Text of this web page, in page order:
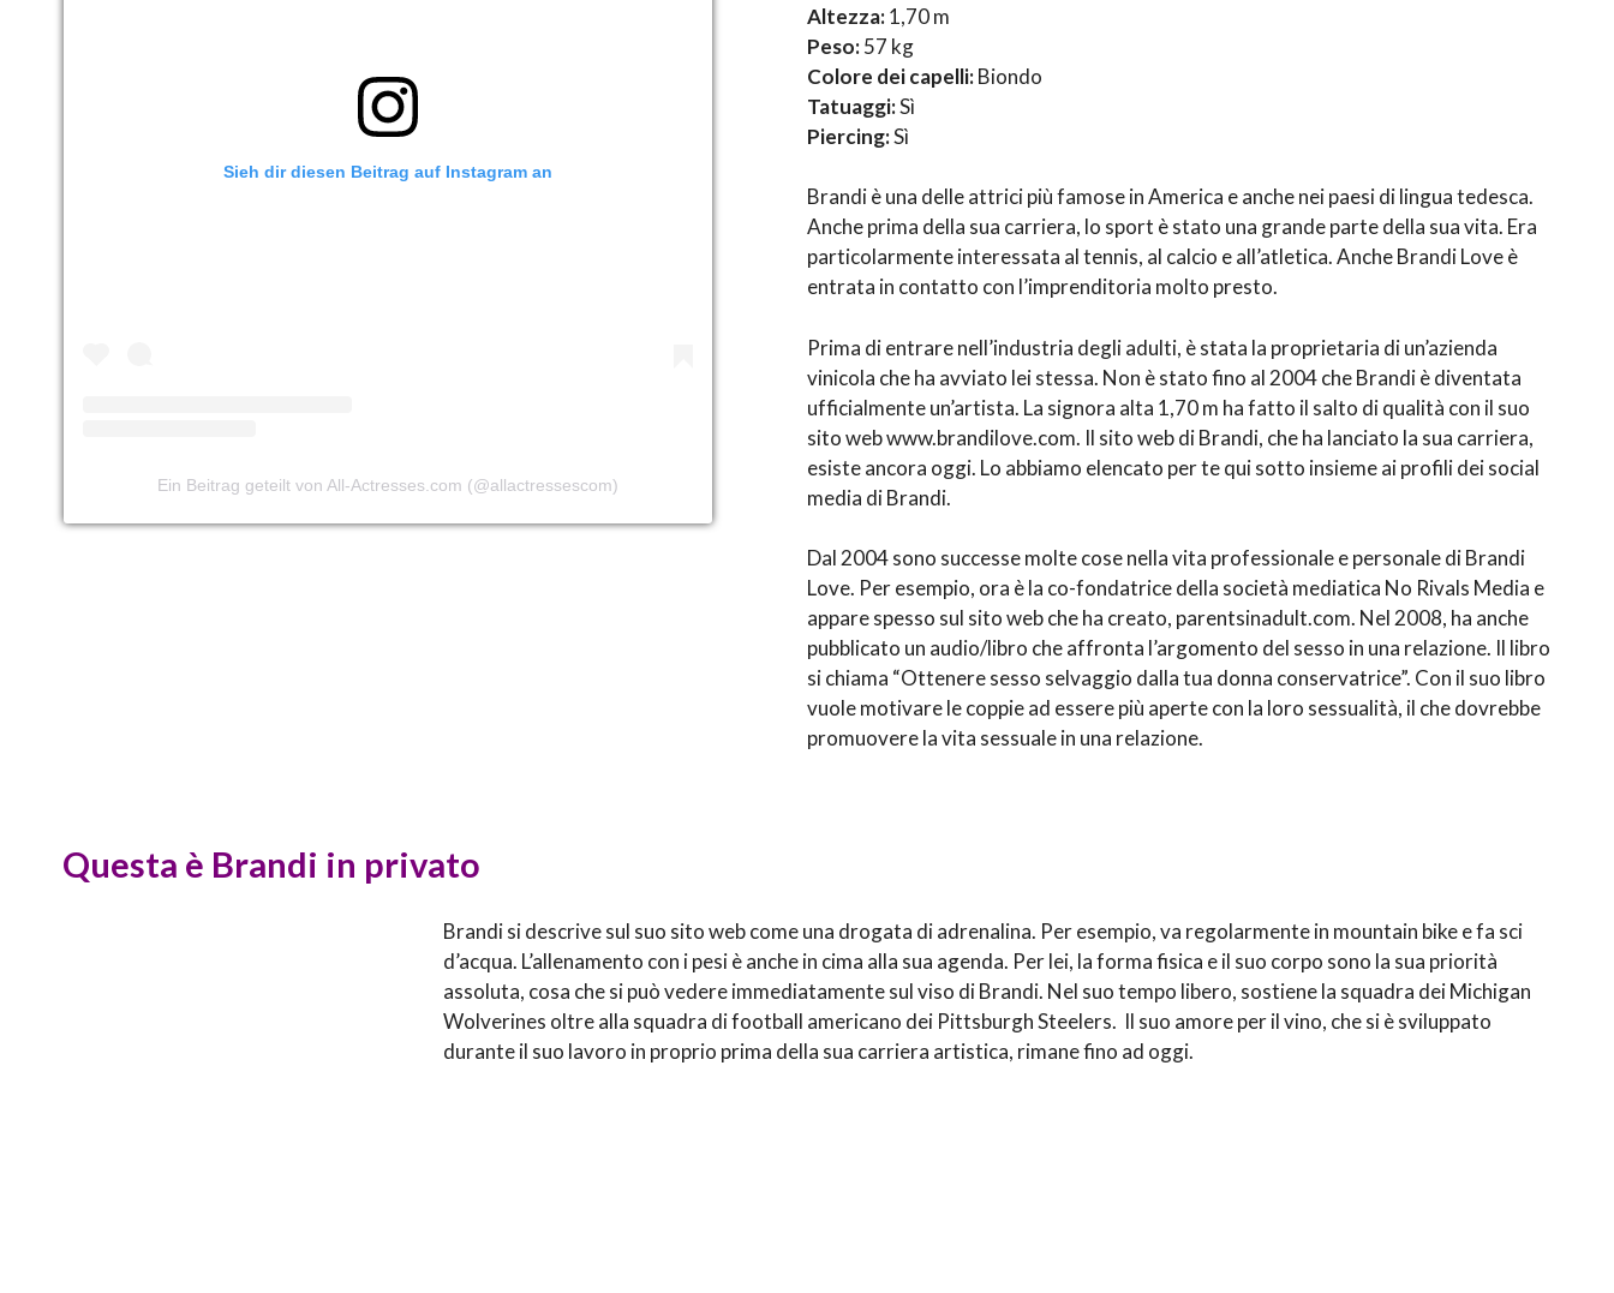
Sieh dir diesen Beitrag auf Instagram an
Ein Beitrag geteilt von All-Actresses.com (@allactressescom)
Altezza:1,70 m
Peso:57 kg
Colore dei capelli:Biondo
Tatuaggi:Sì
Piercing:Sì
Brandi è una delle attrici più famose in America e anche nei paesi di lingua tedesca.
Anche prima della sua carriera, lo sport è stato una grande parte della sua vita. Era
particolarmente interessata al tennis, al calcio e all’atletica. Anche Brandi Love è
entrata in contatto con l’imprenditoria molto presto.
Prima di entrare nell’industria degli adulti, è stata la proprietaria di un’azienda
vinicola che ha avviato lei stessa. Non è stato fino al 2004 che Brandi è diventata
ufficialmente un’artista. La signora alta 1,70 m ha fatto il salto di qualità con il suo
sito web www.brandilove.com. Il sito web di Brandi, che ha lanciato la sua carriera,
esiste ancora oggi. Lo abbiamo elencato per te qui sotto insieme ai profili dei social
media di Brandi.
Dal 2004 sono successe molte cose nella vita professionale e personale di Brandi
Love. Per esempio, ora è la co-fondatrice della società mediatica No Rivals Media e
appare spesso sul sito web che ha creato, parentsinadult.com. Nel 2008, ha anche
pubblicato un audio/libro che affronta l’argomento del sesso in una relazione. Il libro
si chiama “Ottenere sesso selvaggio dalla tua donna conservatrice”. Con il suo libro
vuole motivare le coppie ad essere più aperte con la loro sessualità, il che dovrebbe
promuovere la vita sessuale in una relazione.
Questa è Brandi in privato
Brandi si descrive sul suo sito web come una drogata di adrenalina. Per esempio, va regolarmente in mountain bike e fa sci
d’acqua. L’allenamento con i pesi è anche in cima alla sua agenda. Per lei, la forma fisica e il suo corpo sono la sua priorità
assoluta, cosa che si può vedere immediatamente sul viso di Brandi. Nel suo tempo libero, sostiene la squadra dei Michigan
Wolverines oltre alla squadra di football americano dei Pittsburgh Steelers. Il suo amore per il vino, che si è sviluppato
durante il suo lavoro in proprio prima della sua carriera artistica, rimane fino ad oggi.